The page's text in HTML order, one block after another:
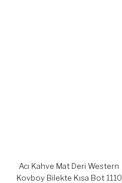
Acı Kahve Mat Deri Western
Kovboy Bilekte Kısa Bot 1110